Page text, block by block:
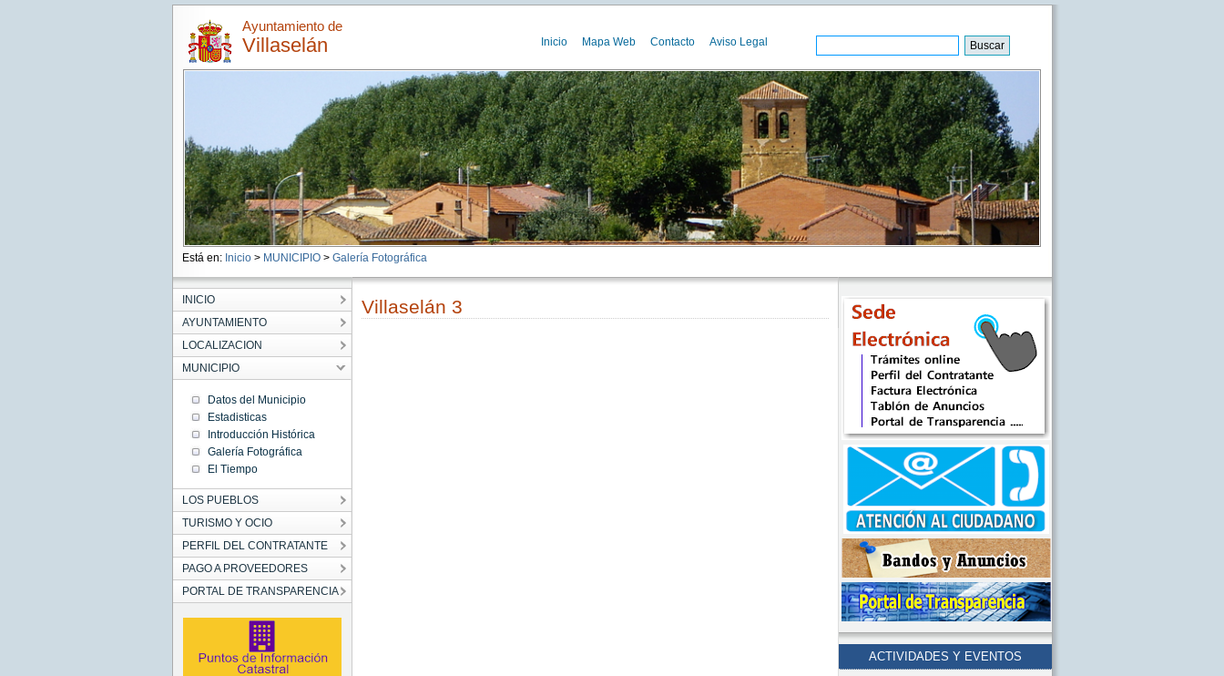
Ayuntamiento de
Villaselán Inicio Mapa Web Contacto Aviso Legal
Está en: Inicio > MUNICIPIO> Galería Fotográfica
INICIO
AYUNTAMIENTO
LOCALIZACION
MUNICIPIO
Datos del Municipio
Estadisticas
Introducción Histórica
Galería Fotográfica
El Tiempo
LOS PUEBLOS
TURISMO Y OCIO
PERFIL DEL CONTRATANTE
PAGO A PROVEEDORES
PORTAL DE TRANSPARENCIA
Villaselán 3
ACTIVIDADES Y EVENTOS